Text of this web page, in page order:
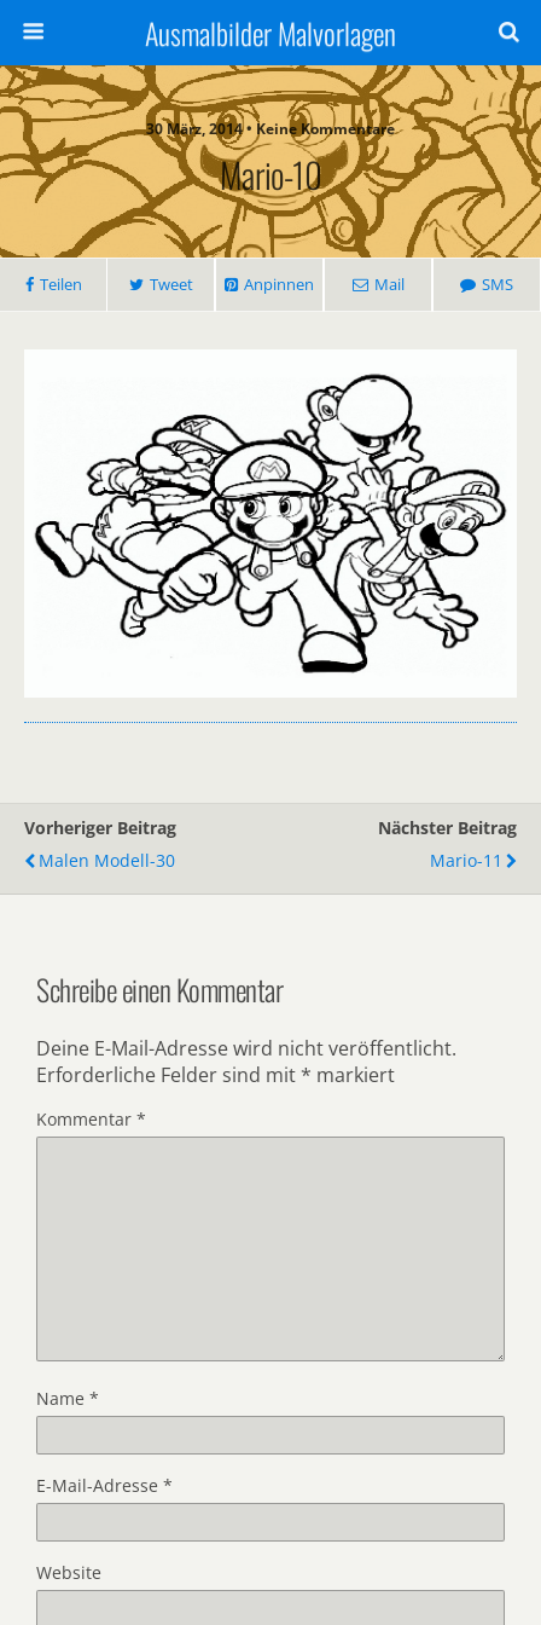
Ausmalbilder Malvorlagen
30 März, 2014 • Keine Kommentare
Mario-10
Teilen Tweet Anpinnen Mail SMS
Vorheriger Beitrag
Malen Modell-30
Nächster Beitrag
Mario-11
Schreibe einen Kommentar
Deine E-Mail-Adresse wird nicht veröffentlicht.
Erforderliche Felder sind mit * markiert
Kommentar *
Name *
E-Mail-Adresse *
Website